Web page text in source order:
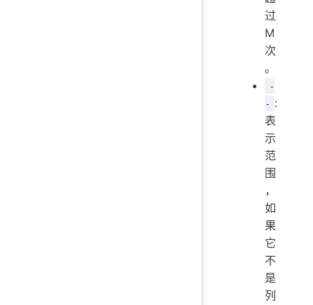
过
M
次
。
-
- :
表
示
范
围
，
如
果
它
不
是
列